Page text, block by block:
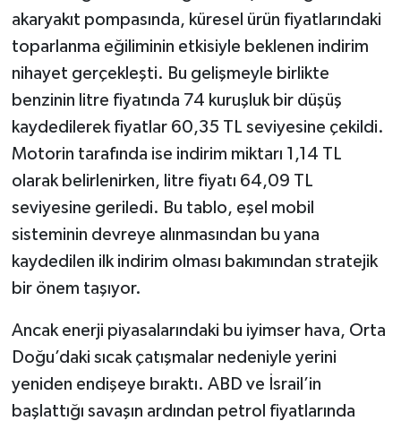
akaryakıt pompasında, küresel ürün fiyatlarındaki
toparlanma eğiliminin etkisiyle beklenen indirim
nihayet gerçekleşti. Bu gelişmeyle birlikte
benzinin litre fiyatında 74 kuruşluk bir düşüş
kaydedilerek fiyatlar 60,35 TL seviyesine çekildi.
Motorin tarafında ise indirim miktarı 1,14 TL
olarak belirlenirken, litre fiyatı 64,09 TL
seviyesine geriledi. Bu tablo, eşel mobil
sisteminin devreye alınmasından bu yana
kaydedilen ilk indirim olması bakımından stratejik
bir önem taşıyor.
Ancak enerji piyasalarındaki bu iyimser hava, Orta
Doğu’daki sıcak çatışmalar nedeniyle yerini
yeniden endişeye bıraktı. ABD ve İsrail’in
başlattığı savaşın ardından petrol fiyatlarında